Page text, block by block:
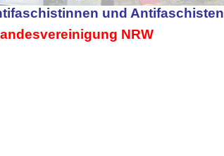
und Antifaschisten
NRW